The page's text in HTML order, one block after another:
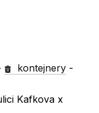
kontejnery -
Kafkova x